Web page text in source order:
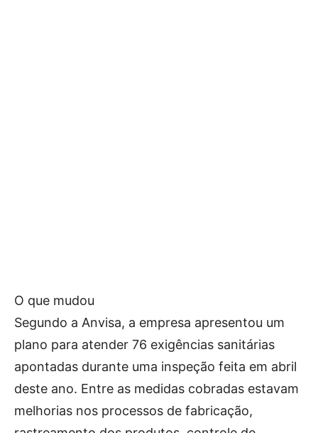
O que mudou
Segundo a Anvisa, a empresa apresentou um
plano para atender 76 exigências sanitárias
apontadas durante uma inspeção feita em abril
deste ano. Entre as medidas cobradas estavam
melhorias nos processos de fabricação,